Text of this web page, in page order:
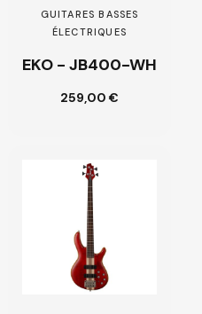
GUITARES BASSES
ÉLECTRIQUES
EKO - JB400-WH
259,00 €
Ajouter au
panier